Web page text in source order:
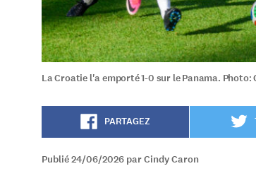
La Croatie l'a emporté 1-0 sur le Panama. Photo:
PARTAGEZ
Publié 24/06/2026 par Cindy Caron